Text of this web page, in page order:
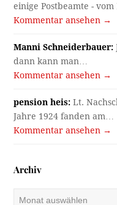
einige Postbeamte -
Kommentar ansehen →
Manni Schneiderbauer:
dann kann man…
Kommentar ansehen →
pension heis: Lt.
Jahre 1924 fanden am…
Kommentar ansehen →
Archiv